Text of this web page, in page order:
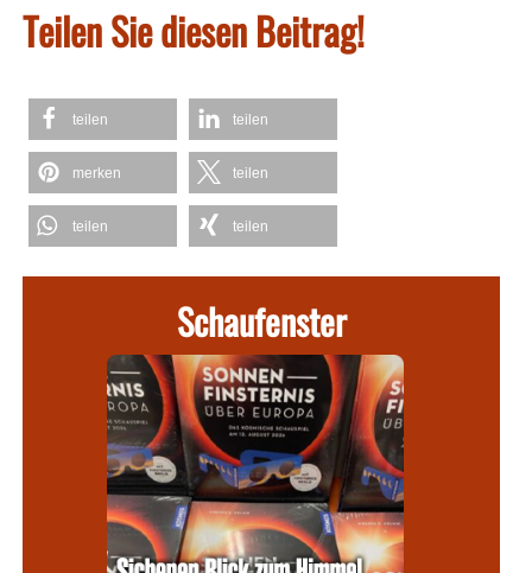
Teilen Sie diesen Beitrag!
teilen teilen
merken teilen
teilen teilen
Schaufenster